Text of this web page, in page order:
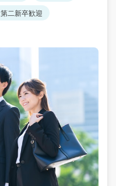
第二新卒歓迎